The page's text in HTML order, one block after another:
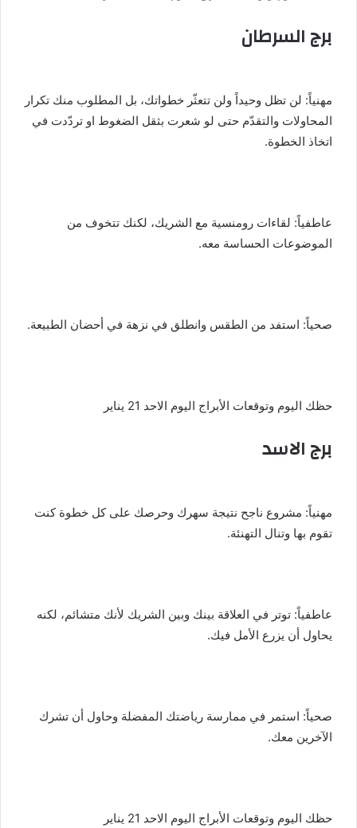
برج السرطان
مهنياً: لن تظل وحيداً ولن تتعثّر خطواتك، بل المطلوب منك تكرار
المحاولات والتقدّم حتى لو شعرت بثقل الضغوط او تردّدت في
اتخاذ الخطوة.
عاطفياً: لقاءات رومنسية مع الشريك، لكنك تتخوف من
الموضوعات الحساسة معه.
صحياً: استفد من الطقس وانطلق في نزهة في أحضان الطبيعة.
حظك اليوم وتوقعات الأبراج اليوم الاحد 21 يناير
برج الاسد
مهنياً: مشروع ناجح نتيجة سهرك وحرصك على كل خطوة كنت
تقوم بها وتنال التهنئة.
عاطفياً: توتر في العلاقة بينك وبين الشريك لأنك متشائم، لكنه
يحاول أن يزرع الأمل فيك.
صحياً: استمر في ممارسة رياضتك المفضلة وحاول أن تشرك
الآخرين معك.
حظك اليوم وتوقعات الأبراج اليوم الاحد 21 يناير